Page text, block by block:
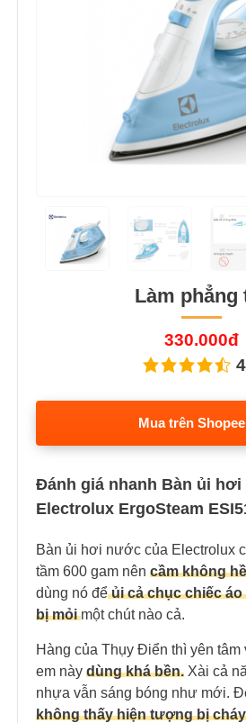
Làm phẳng
330.000đ
Mua trên
Đánh giá nhanh Bàn ủi
Electrolux ErgoSteam
Bàn ủi hơi nước của Electrolux
tầm 600 gam nên cầm không
dùng nó đểủi cả chục chiếc
bị mỏi một chút nào cả.
Hàng của Thụy Điển thì yên
em này dùng khá bền. Xài cả
nhựa vẫn sáng bóng như mới.
không thấy hiện tượng bị